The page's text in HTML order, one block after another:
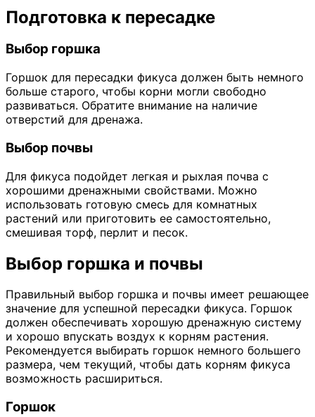
Подготовка к пересадке
Выбор горшка
Горшок для пересадки фикуса должен быть немного
больше старого, чтобы корни могли свободно
развиваться. Обратите внимание на наличие
отверстий для дренажа.
Выбор почвы
Для фикуса подойдет легкая и рыхлая почва с
хорошими дренажными свойствами. Можно
использовать готовую смесь для комнатных
растений или приготовить ее самостоятельно,
смешивая торф, перлит и песок.
Выбор горшка и почвы
Правильный выбор горшка и почвы имеет решающее
значение для успешной пересадки фикуса. Горшок
должен обеспечивать хорошую дренажную систему
и хорошо впускать воздух к корням растения.
Рекомендуется выбирать горшок немного большего
размера, чем текущий, чтобы дать корням фикуса
возможность расшириться.
Горшок